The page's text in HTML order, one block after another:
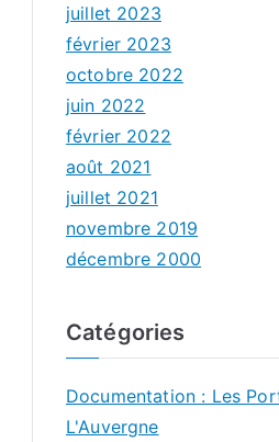
juillet 2023
février 2023
octobre 2022
juin 2022
février 2022
août 2021
juillet 2021
novembre 2019
décembre 2000
Catégories
Documentation : Les
L'Auvergne